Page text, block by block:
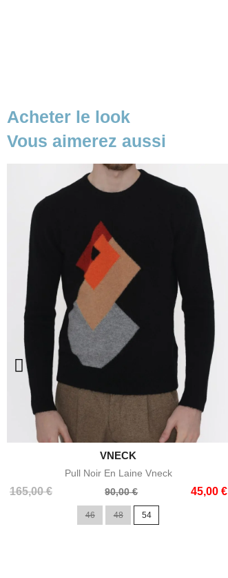
Acheter le look
Vous aimerez aussi
Aperçu rapide
VNECK
Pull Noir En Laine Vneck
165,00 €
Prix
90,00 € 45,00 €
Prix
46 48 54